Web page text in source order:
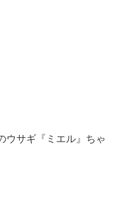
ウサギ『ミエル』ちゃ